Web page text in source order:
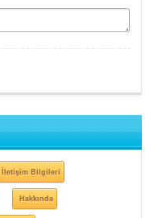
İletişim Bilgileri
Hakkında